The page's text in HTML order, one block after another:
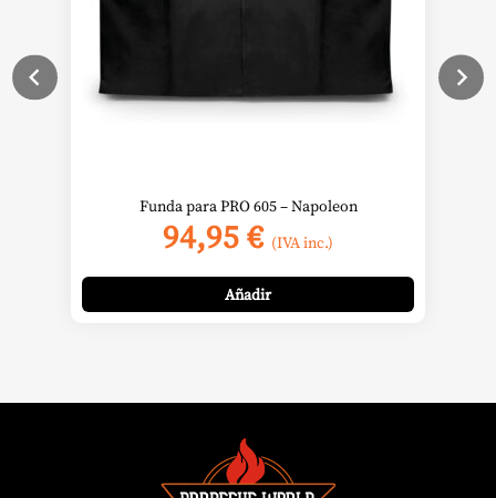
Funda para PRO 605 – Napoleon
94,95€ (IVA inc.)
Añadir